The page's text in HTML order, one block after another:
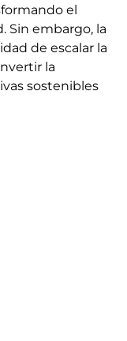
el
Sin embargo, la
de escalar la
la
sostenibles